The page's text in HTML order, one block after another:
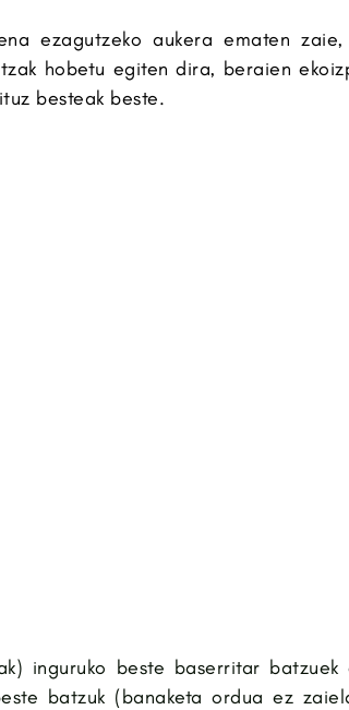
ezagutzeko aukera ematen zaie,
hobetu egiten dira, beraien
besteak beste.
inguruko beste baserritar
batzuk (banaketa ordua ez